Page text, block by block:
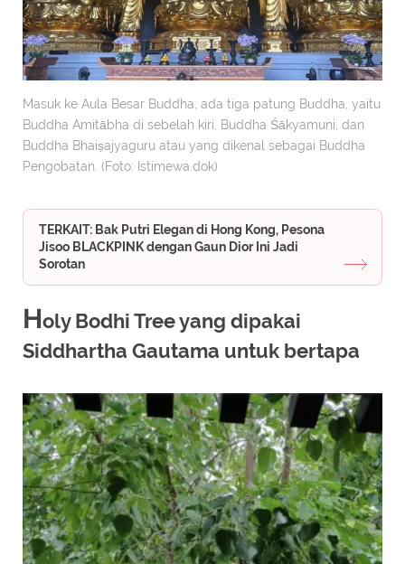
Masuk ke Aula Besar Buddha, ada tiga patung Buddha, yaitu
Buddha Amitābha di sebelah kiri, Buddha Śākyamuni, dan
Buddha Bhaiṣajyaguru atau yang dikenal sebagai Buddha
Pengobatan. (Foto: Istimewa.dok)
TERKAIT: Bak Putri Elegan di Hong Kong, Pesona
Jisoo BLACKPINK dengan Gaun Dior Ini Jadi
Sorotan
Holy Bodhi Tree yang dipakai
Siddhartha Gautama untuk bertapa